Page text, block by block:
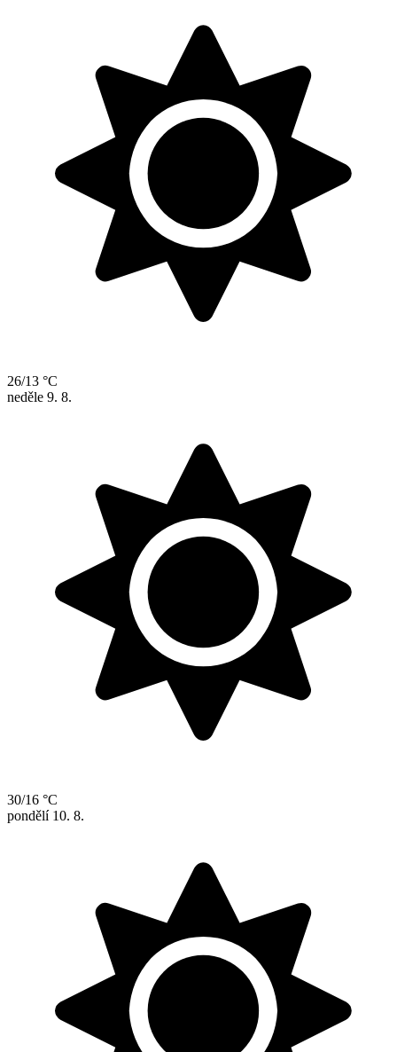
26/13 °C
neděle 9. 8.
30/16 °C
pondělí 10. 8.